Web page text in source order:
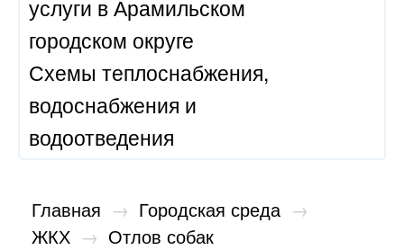
услуги в Арамильском
городском округе
Схемы теплоснабжения,
водоснабжения и
водоотведения
Главная → Городская среда →
ЖКХ → Отлов собак